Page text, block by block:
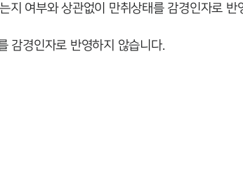
여부와 상관없이 만취상태를 감경인자로 반
감경인자로 반영하지 않습니다.